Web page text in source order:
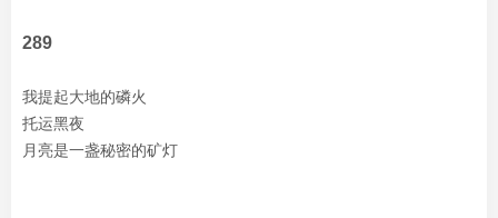
289
我提起大地的磷火
托运黑夜
月亮是一盏秘密的矿灯